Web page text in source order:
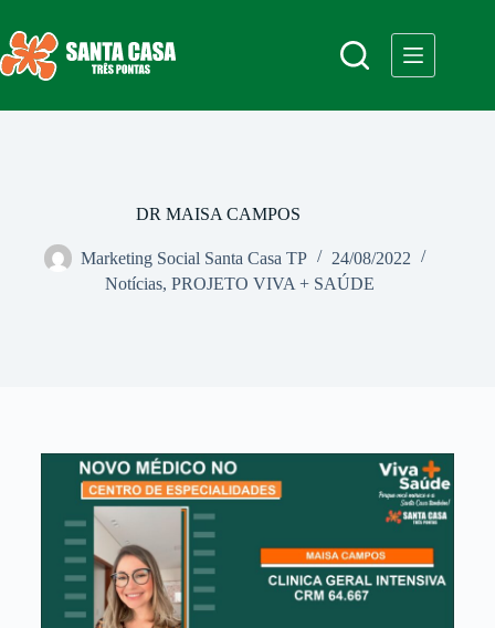
DR MAISA CAMPOS
Marketing Social Santa Casa TP
24/08/2022
Notícias,PROJETO VIVA + SAÚDE